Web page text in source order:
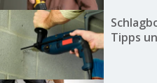
Tipps